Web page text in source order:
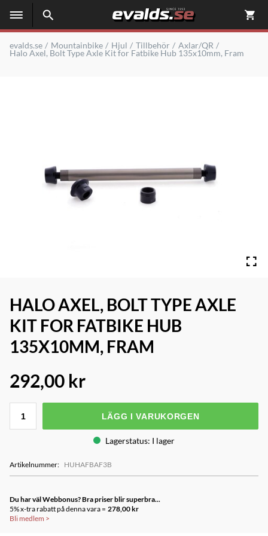
evalds.se Mountainbike Hjul Tillbehör
Axlar/QR
Halo Axel, Bolt Type Axle Kit for Fatbike Hub 135x10mm, Fram
HALO AXEL, BOLT TYPE AXLE
KIT FOR FATBIKE HUB
135X10MM, FRAM
292,00 kr
LÄGG I VARUKORGEN
Lagerstatus: I lager
Artikelnummer: HUHAFBAF3B
Du har väl Webbonus? Bra priser blir superbra...
5% x-tra rabatt på denna vara = 278,00 kr
Bli medlem >